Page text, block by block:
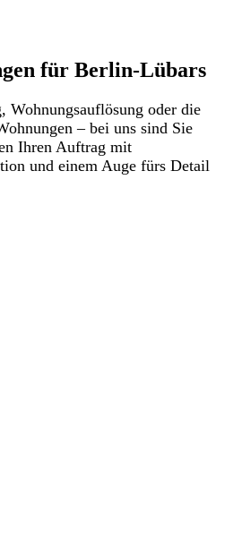
für Berlin-Lübars
Wohnungsauflösung oder die
– bei uns sind Sie
Ihren Auftrag mit
und einem Auge fürs Detail